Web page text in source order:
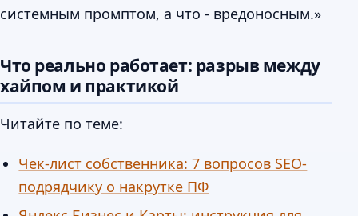
системным промптом, а что - вредоносным.»
Что реально работает: разрыв между
хайпом и практикой
Читайте по теме:
Чек-лист собственника: 7 вопросов SEO-
подрядчику о накрутке ПФ